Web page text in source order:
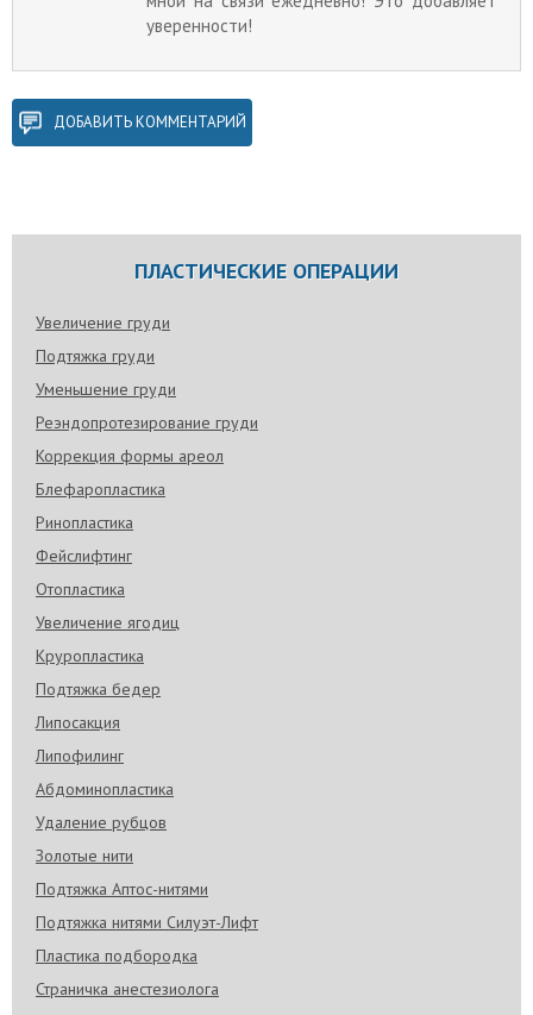
уверенности!
ДОБАВИТЬ КОММЕНТАРИЙ
ПЛАСТИЧЕСКИЕ ОПЕРАЦИИ
Увеличение груди
Подтяжка груди
Уменьшение груди
Реэндопротезирование груди
Коррекция формы ареол
Блефаропластика
Ринопластика
Фейслифтинг
Отопластика
Увеличение ягодиц
Круропластика
Подтяжка бедер
Липосакция
Липофилинг
Абдоминопластика
Удаление рубцов
Золотые нити
Подтяжка Аптос-нитями
Подтяжка нитями Силуэт-Лифт
Пластика подбородка
Страничка анестезиолога